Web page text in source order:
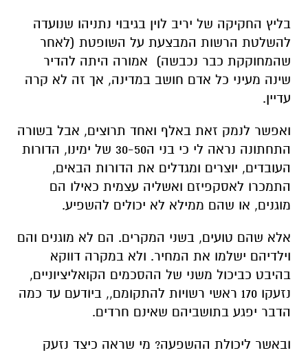
בליץ החקיקה של יריב לוין בגיבוי נתניהו שנועדה
להשלטת הרשות המבצעת על השופטת (לאחר
שהמחוקקת כבר נכבשה) אמורה היתה להדיר
שינה מעיני כל אדם חושב במדינה, אך זה לא קרה
עדיין.
ואפשר לנמק זאת באלף ואחד תרוצים, אבל בשורה
התחתונה נראה לי כי בני ה30-50 של ימינו, הדורות
העובדים, יוצרים ומגדלים את הדורות הבאים,
התמכרו לאסקפיזם ואשליה עצמית כאילו הם
מוגנים, או שהם ממילא לא יכולים להשפיע.
אלא שהם טועים, בשני המקרים. הם לא מוגנים והם
וילדיהם ישלמו את המחיר. ולא במקרה דווקא
בהיבט כביכול משני של ההסכמים הקואליציוניים,
נזעקו 170 ראשי רשויות להתקומם,, ביודעם עד כמה
הדבר יפגע בתושביהם שאינם חרדים.
ובאשר ליכולת ההשפעה? מי שראה כיצד נזעק